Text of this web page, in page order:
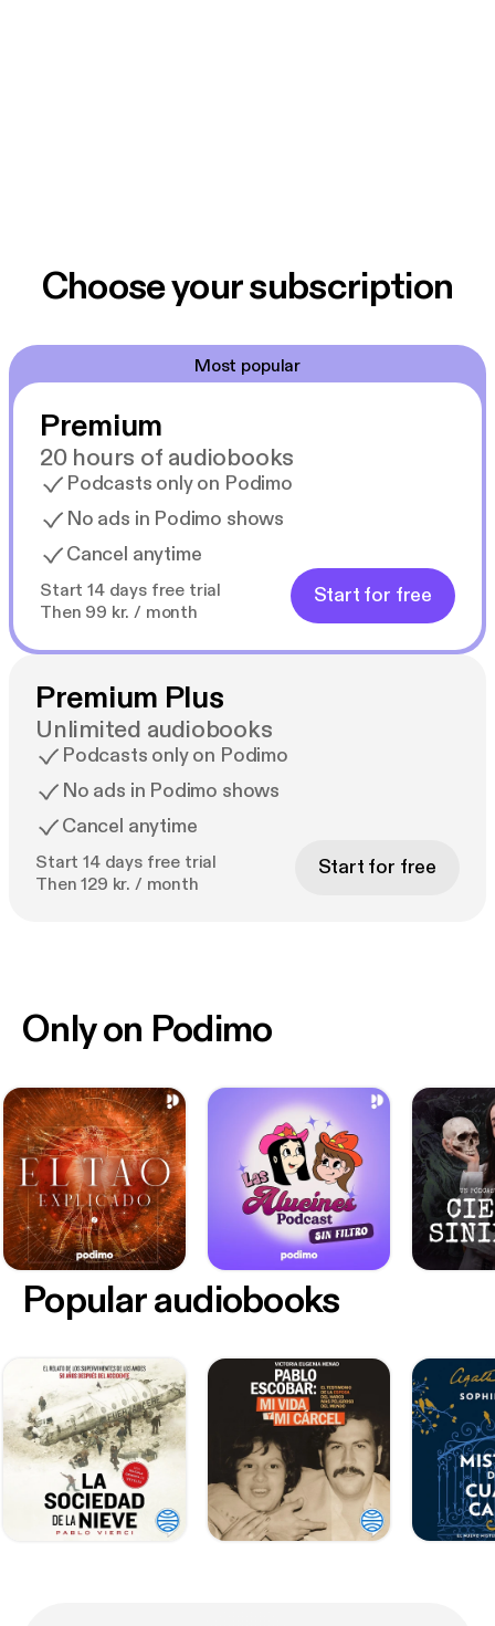
Choose your subscription
Most popular
Premium
20 hours of audiobooks
Podcasts only on Podimo
No ads in Podimo shows
Cancel anytime
Start 14 days free trial
Then 99 kr. / month
Start for free
Premium Plus
Unlimited audiobooks
Podcasts only on Podimo
No ads in Podimo shows
Cancel anytime
Start 14 days free trial
Then 129 kr. / month
Start for free
Only on Podimo
Popular audiobooks